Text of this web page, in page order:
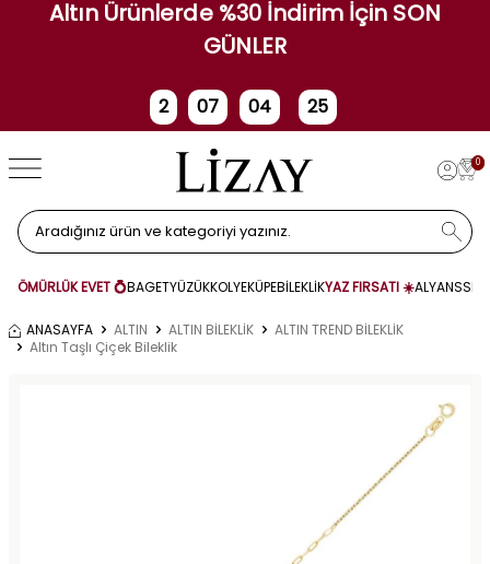
Altın Ürünlerde %30 İndirim İçin SON
GÜNLER
2
Gün
07
Saat
04 25
0
ÖMÜRLÜK EVET 💍BAGETYÜZÜKKOLYEKÜPEBİLEKLİKYAZ FIRSATI ☀️ALYANS
ANASAYFA ALTIN ALTIN BİLEKLİK
ALTIN TREND BİLEKLİK
Altın Taşlı Çiçek Bileklik